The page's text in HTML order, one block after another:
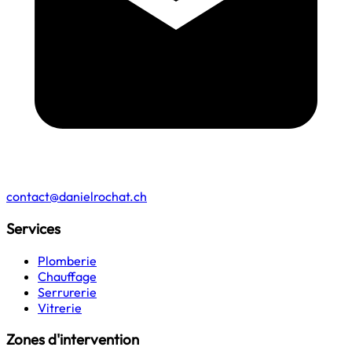
contact@danielrochat.ch
Services
Plomberie
Chauffage
Serrurerie
Vitrerie
Zones d'intervention